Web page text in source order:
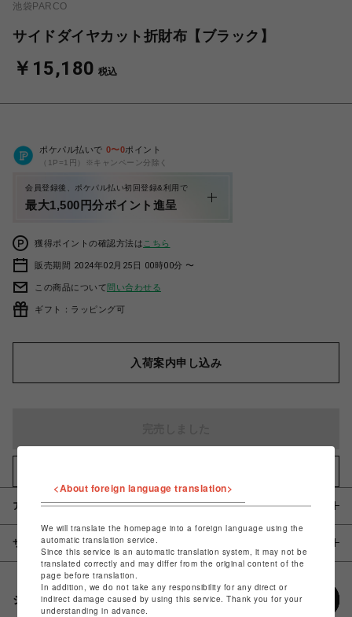
池袋PARCO
サイドダイヤカット折財布【ブラック】
￥15,180 税込
ポケパル払いで 0〜0ポイント
（1P=1円）※キャンペーン分除く
会員登録後、ポケパル払い初回登録&利用で
最大1,500円分ポイント進呈
獲得ポイントの確認方法は こちら
販売期間 2024年02月25日 00時00分 〜
この商品について問い合わせる
ギフト：ラッピング可
入荷案内申し込み
アイテム説明 / 素材
サイズ
シェアする
<About foreign language translation>
We will translate the homepage into a foreign language using the
automatic translation service.
Since this service is an automatic translation system, it may not be
translated correctly and may differ from the original content of the
page before translation.
In addition, we do not take any responsibility for any direct or
indirect damage caused by using this service. Thank you for your
understanding in advance.